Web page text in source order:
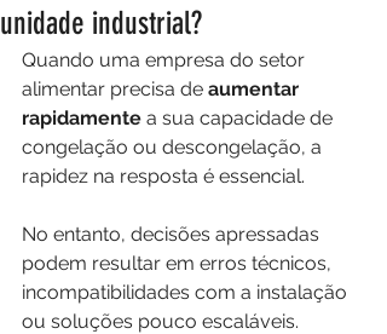
unidade industrial?
Quando uma empresa do setor
alimentar precisa de aumentar
rapidamente a sua capacidade de
congelação ou descongelação, a
rapidez na resposta é essencial.
No entanto, decisões apressadas
podem resultar em erros técnicos,
incompatibilidades com a instalação
ou soluções pouco escaláveis.